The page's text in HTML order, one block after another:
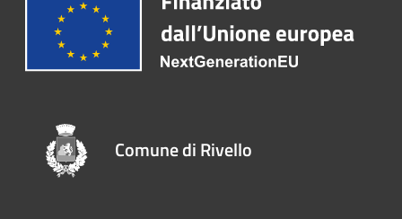
Comune di Rivello